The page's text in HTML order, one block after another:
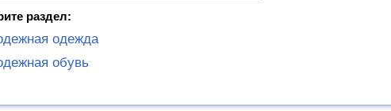
раздел:
одежда
обувь